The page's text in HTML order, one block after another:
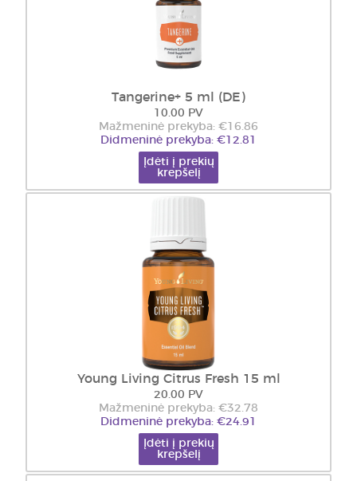
Tangerine+ 5 ml (DE)
10.00 PV
Mažmeninė prekyba: €16.86
Didmeninė prekyba: €12.81
Įdėti į prekių
krepšelį
Young Living Citrus Fresh 15 ml
20.00 PV
Mažmeninė prekyba: €32.78
Didmeninė prekyba: €24.91
Įdėti į prekių
krepšelį